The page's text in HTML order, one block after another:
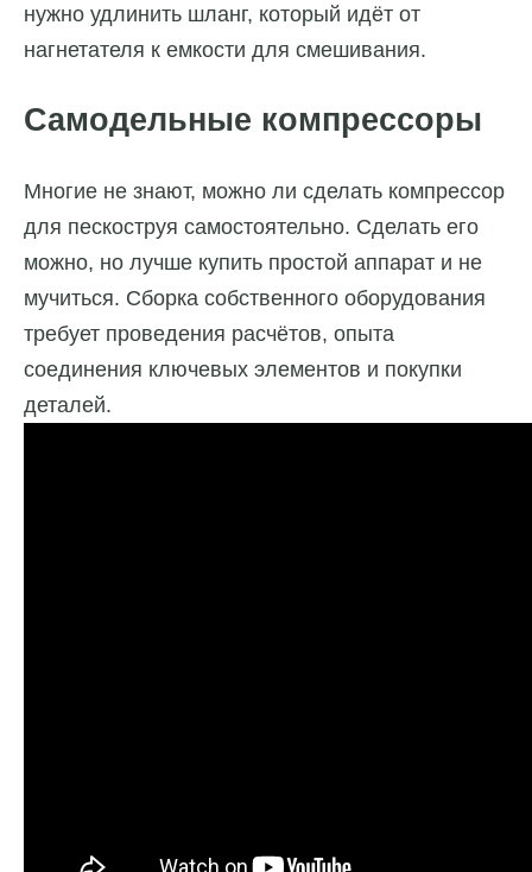
нужно удлинить шланг, который идёт от
нагнетателя к емкости для смешивания.
Самодельные компрессоры
Многие не знают, можно ли сделать компрессор
для пескоструя самостоятельно. Сделать его
можно, но лучше купить простой аппарат и не
мучиться. Сборка собственного оборудования
требует проведения расчётов, опыта
соединения ключевых элементов и покупки
деталей.